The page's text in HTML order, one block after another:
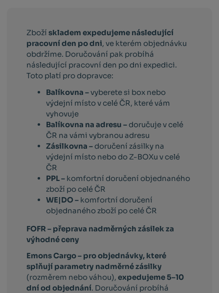
Zbožískladem expedujeme následující
pracovní den po dni, ve kterém objednávku
obdržíme. Doručování pak probíhá
následující pracovní den po dni expedici.
Toto platí pro dopravce:
Balíkovna –vyberete si box nebo
výdejní místo v celé ČR, které vám
vyhovuje
Balíkovna na adresu – doručuje v celé
ČR na vámi vybranou adresu
Zásilkovna – doručení zásilky na
výdejní místo nebo do Z-BOXu v celé
ČR
PPL – komfortní doručení objednaného
zboží po celé ČR
WE|DO – komfortní doručení
objednaného zboží po celé ČR
FOFR – přeprava nadměrných zásilek za
výhodné ceny
Emons Cargo – pro objednávky, které
splňují parametry nadměrné zásilky
(rozměrem nebo váhou),expedujeme 5–10
dní od objednání. Doručování probíhá